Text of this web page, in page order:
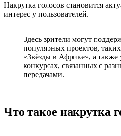
Накрутка голосов становится
интерес у пользователей.
Здесь зрители могут
популярных проектов,
«Звёзды в Африке», а также
конкурсах, связанных с
передачами.
Что такое накрутка